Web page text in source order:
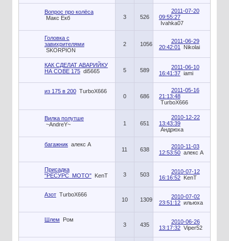
Вопрос про колёса
Макс Екб
3 526
2011-07-20
09:55:27
Ivahka07
Головка с
завихрителями
SKORPION
2 1056
2011-06-29
20:42:01
Nikolai
КАК СДЕЛАТ АВАРИЙКУ
НА СОВЕ 175 di5665 5 589
2011-06-10
16:41:37 iami
из 175 в 200 TurboX666
0
686
2011-05-16
21:13:48
TurboX666
Вилка полутше
~AndreY~
1 651
2010-12-22
13:43:39
Андрюха
багажник алекс А
11
638
2010-11-03
12:53:50 алекс А
Присадка
"РЕСУРС_МОТО"
KenT 3 503
2010-07-12
16:16:52
KenT
Азот TurboX666
10
1309
2010-07-02
23:51:12 ильюха
Шлем
Ром
3
435
2010-06-26
13:17:32 Viper52